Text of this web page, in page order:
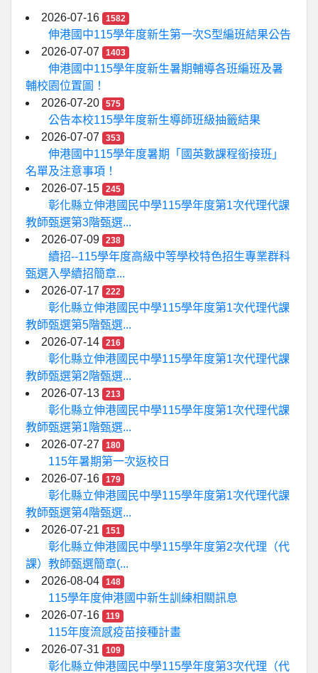
2026-07-16 1582
伸港國中115學年度新生第一次S型編班結果公告
2026-07-07
1403
伸港國中115學年度新生暑期輔導各班編班及暑
輔校園位置圖！
2026-07-20
575
公告本校115學年度新生導師班級抽籤結果
2026-07-07
353
伸港國中115學年度暑期「國英數課程銜接班」
名單及注意事項！
2026-07-15
245
彰化縣立伸港國民中學115學年度第1次代理代課
教師甄選第3階甄選...
2026-07-09
238
續招--115學年度高級中等學校特色招生專業群科
甄選入學續招簡章...
2026-07-17
222
彰化縣立伸港國民中學115學年度第1次代理代課
教師甄選第5階甄選...
2026-07-14
216
彰化縣立伸港國民中學115學年度第1次代理代課
教師甄選第2階甄選...
2026-07-13
213
彰化縣立伸港國民中學115學年度第1次代理代課
教師甄選第1階甄選...
2026-07-27
180
115年暑期第一次返校日
2026-07-16
179
彰化縣立伸港國民中學115學年度第1次代理代課
教師甄選第4階甄選...
2026-07-21
151
彰化縣立伸港國民中學115學年度第2次代理（代
課）教師甄選簡章(...
2026-08-04
148
115學年度伸港國中新生訓練相關訊息
2026-07-16
119
115年度流感疫苗接種計畫
2026-07-31
109
彰化縣立伸港國民中學115學年度第3次代理（代